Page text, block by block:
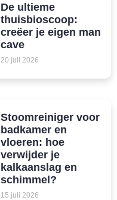
De ultieme
thuisbioscoop:
creëer je eigen man
cave
20 juli 2026
Stoomreiniger voor
badkamer en
vloeren: hoe
verwijder je
kalkaanslag en
schimmel?
15 juli 2026